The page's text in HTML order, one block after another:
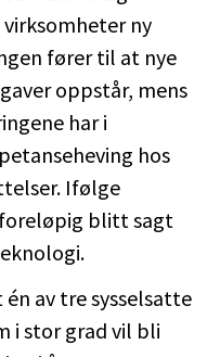
ny
fører til at nye
oppstår, mens
har i
hos
Ifølge
blitt sagt
én av tre sysselsatte
i stor grad vil bli